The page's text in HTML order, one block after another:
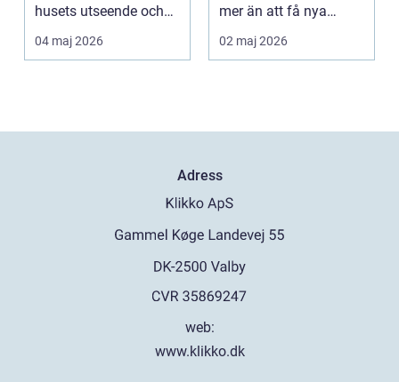
husets utseende och
energiförbrukning...
04 maj 2026
mer än att få nya
färger på väggarna.
Rätt ...
02 maj 2026
Adress
web:
www.klikko.dk